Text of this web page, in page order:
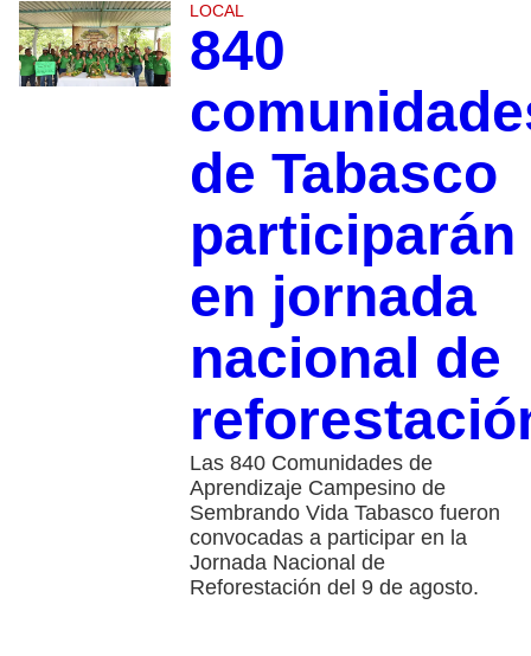
LOCAL
840
de Tabasco
participarán
en jornada
nacional de
Las 840 Comunidades de
Aprendizaje Campesino de
Sembrando Vida Tabasco fueron
convocadas a participar en la
Jornada Nacional de
Reforestación del 9 de agosto.